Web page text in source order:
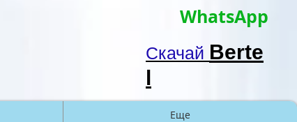
WhatsApp
Cкачай Berte
l
Еще